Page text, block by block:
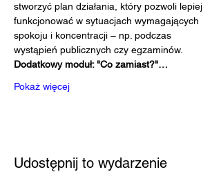
stworzyć plan działania, który pozwoli lepiej
funkcjonować w sytuacjach wymagających
spokoju i koncentracji – np. podczas
wystąpień publicznych czy egzaminów.
Dodatkowy moduł: "Co zamiast?"…
Pokaż więcej
Udostępnij to wydarzenie